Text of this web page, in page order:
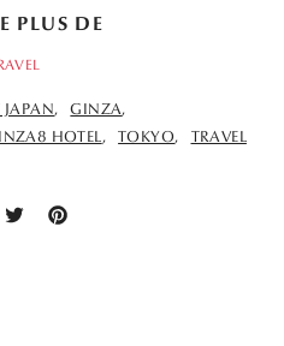
PLUS DE
JAPAN
GINZA
HOTEL
TOKYO TRAVEL